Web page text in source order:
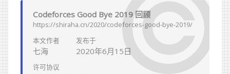
Codeforces Good Bye 2019 回顾
https://shiraha.cn/2020/codeforces-good-bye-2019/
本文作者
七海
发布于
2020年6月15日
许可协议